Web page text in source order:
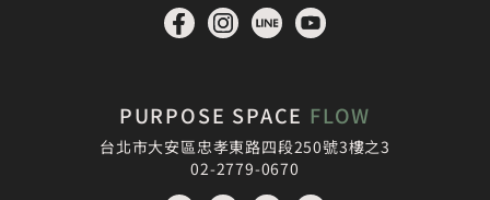
PURPOSE SPACE FLOW
台北市大安區忠孝東路四段250號3樓之3
02-2779-0670